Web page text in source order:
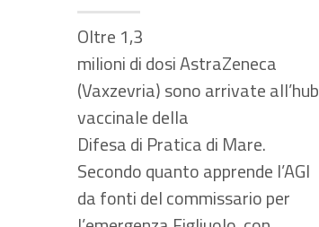
Oltre 1,3
milioni di dosi AstraZeneca
(Vaxzevria) sono arrivate all’hub
vaccinale della
Difesa di Pratica di Mare.
Secondo quanto apprende l’AGI
da fonti del commissario per